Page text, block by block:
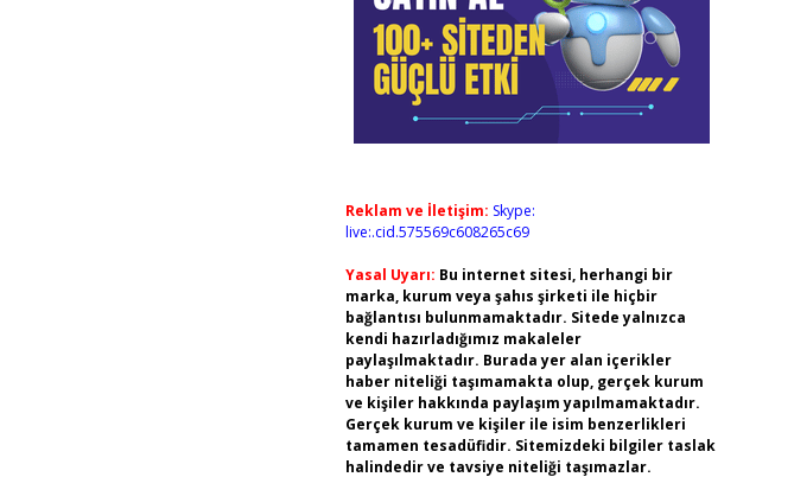
Reklam ve İletişim: Skype:
live:.cid.575569c608265c69
Yasal Uyarı: Bu internet sitesi, herhangi bir
marka, kurum veya şahıs şirketi ile hiçbir
bağlantısı bulunmamaktadır. Sitede yalnızca
kendi hazırladığımız makaleler
paylaşılmaktadır. Burada yer alan içerikler
haber niteliği taşımamakta olup, gerçek kurum
ve kişiler hakkında paylaşım yapılmamaktadır.
Gerçek kurum ve kişiler ile isim benzerlikleri
tamamen tesadüfidir. Sitemizdeki bilgiler taslak
halindedir ve tavsiye niteliği taşımazlar.